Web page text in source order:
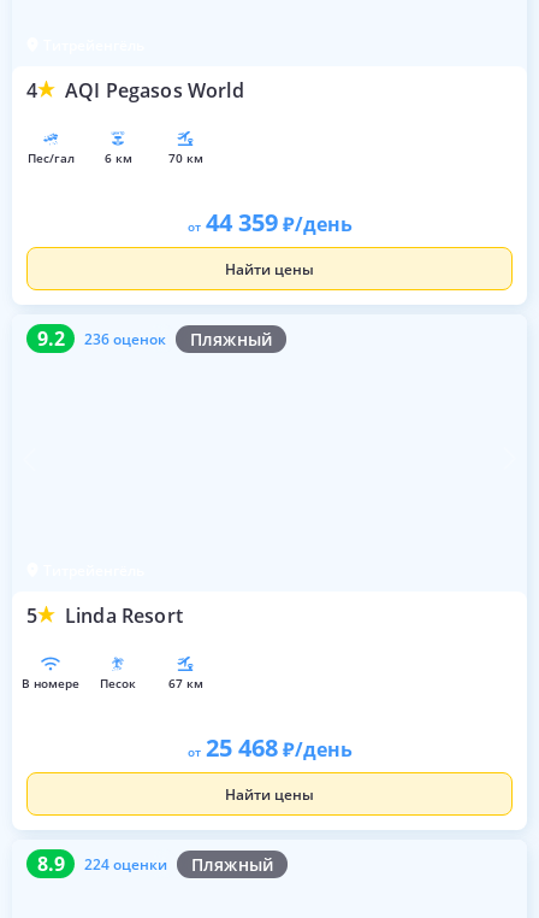
4 AQI Pegasos World
пес/гал 6 км 70 км
от 44 359 /день
Найти цены
9.2 236 оценок Пляжный
5 Linda Resort
9.2 236 оценок
в номере песок 67 км
от 25 468 /день
Найти цены
8.9 224 оценки Пляжный
8.9 224 оценки